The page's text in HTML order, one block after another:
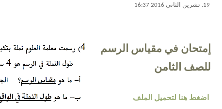
19. تشرين الثاني 2016 16:37
إمتحان في مقياس الرسم
للصف الثامن
اضغط هنا لتحميل الملف